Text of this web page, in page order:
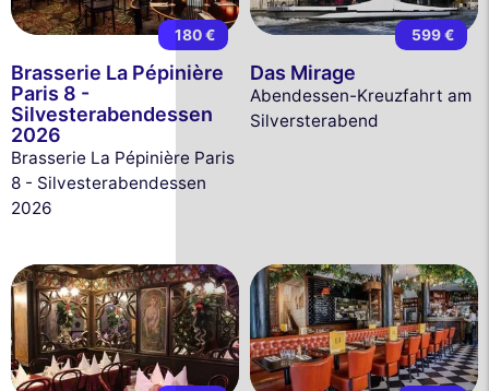
180 €
Brasserie La Pépinière
Paris 8 -
Silvesterabendessen
2026
Brasserie La Pépinière Paris
8 - Silvesterabendessen
2026
599 €
Das Mirage
Abendessen-Kreuzfahrt am
Silversterabend